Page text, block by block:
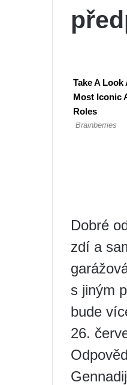
Dobré
zdí a
s jiným
bude
26.